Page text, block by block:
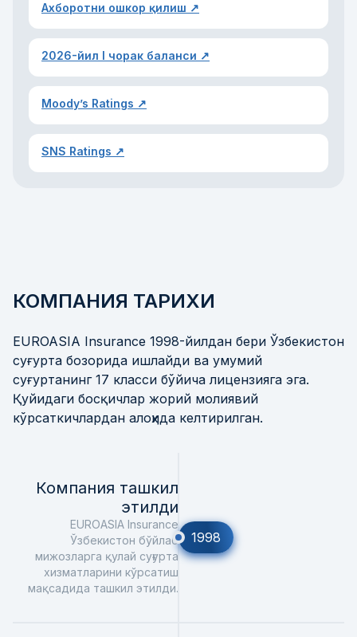
Ахборотни ошкор қилиш ↗
2026-йил I чорак баланси ↗
Moody’s Ratings ↗
SNS Ratings ↗
КОМПАНИЯ ТАРИХИ
EUROASIA Insurance 1998-йилдан бери Ўзбекистон
суғурта бозорида ишлайди ва умумий
суғуртанинг 17 класси бўйича лицензияга эга.
Қуйидаги босқичлар жорий молиявий
кўрсаткичлардан алоҳида келтирилган.
1998
Компания ташкил
этилди
EUROASIA Insurance
Ўзбекистон бўйлаб
мижозларга қулай суғурта
хизматларини кўрсатиш
мақсадида ташкил этилди.